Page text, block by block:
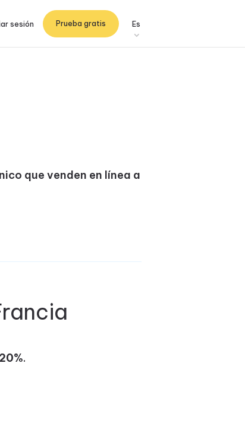
Es
Prueba gratis
sesión
que venden en línea a
20%.